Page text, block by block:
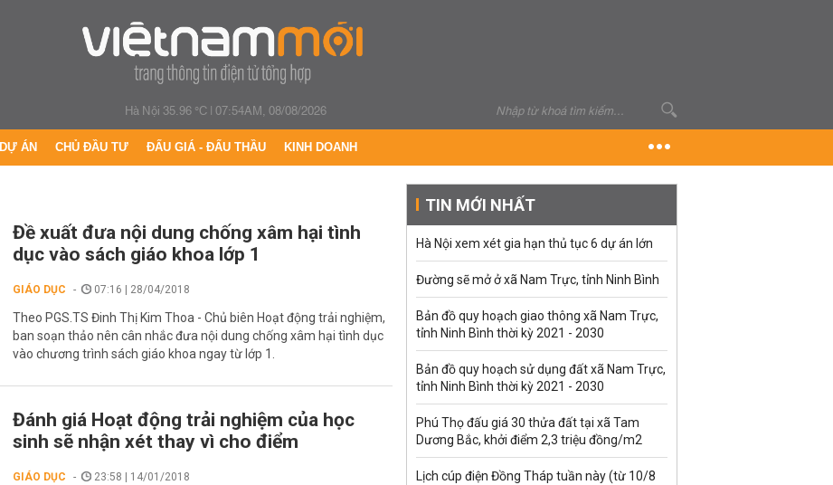
Hà Nội 35.96 °C|07:54AM, 08/08/2026
DỰ ÁN CHỦ ĐẦU TƯ ĐẤU GIÁ - ĐẤU THẦU KINH DOANH
Đề xuất đưa nội dung chống xâm hại tình
dục vào sách giáo khoa lớp 1
GIÁO DỤC 07:16 | 28/04/2018
Theo PGS.TS Đinh Thị Kim Thoa - Chủ biên Hoạt động trải nghiệm,
ban soạn thảo nên cân nhắc đưa nội dung chống xâm hại tình dục
vào chương trình sách giáo khoa ngay từ lớp 1.
Đánh giá Hoạt động trải nghiệm của học
sinh sẽ nhận xét thay vì cho điểm
GIÁO DỤC 23:58 | 14/01/2018
TIN MỚI NHẤT
Hà Nội xem xét gia hạn thủ tục 6 dự án lớn
Đường sẽ mở ở xã Nam Trực, tỉnh Ninh Bình
Bản đồ quy hoạch giao thông xã Nam Trực,
tỉnh Ninh Bình thời kỳ 2021 - 2030
Bản đồ quy hoạch sử dụng đất xã Nam Trực,
tỉnh Ninh Bình thời kỳ 2021 - 2030
Phú Thọ đấu giá 30 thửa đất tại xã Tam
Dương Bắc, khởi điểm 2,3 triệu đồng/m2
Lịch cúp điện Đồng Tháp tuần này (từ 10/8